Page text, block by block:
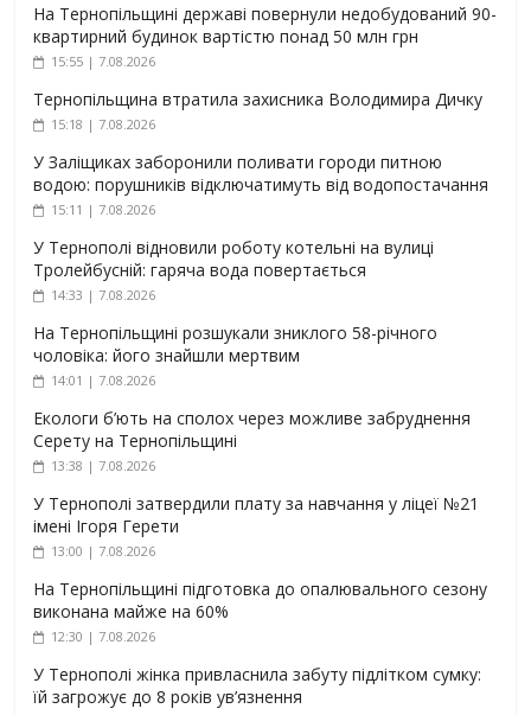
На Тернопільщині державі повернули недобудований 90-
квартирний будинок вартістю понад 50 млн грн
15:55 | 7.08.2026
Тернопільщина втратила захисника Володимира Дичку
15:18 | 7.08.2026
У Заліщиках заборонили поливати городи питною
водою: порушників відключатимуть від водопостачання
15:11 | 7.08.2026
У Тернополі відновили роботу котельні на вулиці
Тролейбусній: гаряча вода повертається
14:33 | 7.08.2026
На Тернопільщині розшукали зниклого 58-річного
чоловіка: його знайшли мертвим
14:01 | 7.08.2026
Екологи б’ють на сполох через можливе забруднення
Серету на Тернопільщині
13:38 | 7.08.2026
У Тернополі затвердили плату за навчання у ліцеї №21
імені Ігоря Герети
13:00 | 7.08.2026
На Тернопільщині підготовка до опалювального сезону
виконана майже на 60%
12:30 | 7.08.2026
У Тернополі жінка привласнила забуту підлітком сумку:
їй загрожує до 8 років ув’язнення